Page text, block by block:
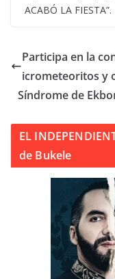
ACABÓ LA FIESTA”.
Participa en la
icrometeoritos y
Síndrome de
EL
de Bukele